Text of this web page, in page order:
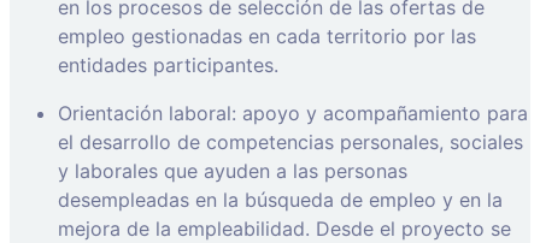
en los procesos de selección de las ofertas de
empleo gestionadas en cada territorio por las
entidades participantes.
Orientación laboral: apoyo y acompañamiento para
el desarrollo de competencias personales, sociales
y laborales que ayuden a las personas
desempleadas en la búsqueda de empleo y en la
mejora de la empleabilidad. Desde el proyecto se